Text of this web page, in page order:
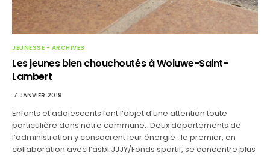
JEUNESSE - ARCHIVES
Les jeunes bien chouchoutés à Woluwe-Saint-
Lambert
7 JANVIER 2019
Enfants et adolescents font l’objet d’une attention toute
particulière dans notre commune. Deux départements de
l’administration y consacrent leur énergie : le premier, en
collaboration avec l’asbl JJJY/Fonds sportif, se concentre plus